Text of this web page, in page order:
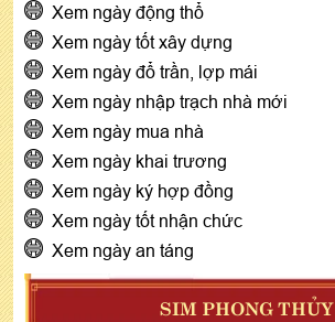
Xem ngày động thổ
Xem ngày tốt xây dựng
Xem ngày đổ trần, lợp mái
Xem ngày nhập trạch nhà mới
Xem ngày mua nhà
Xem ngày khai trương
Xem ngày ký hợp đồng
Xem ngày tốt nhận chức
Xem ngày an táng
SIM PHONG THỦY